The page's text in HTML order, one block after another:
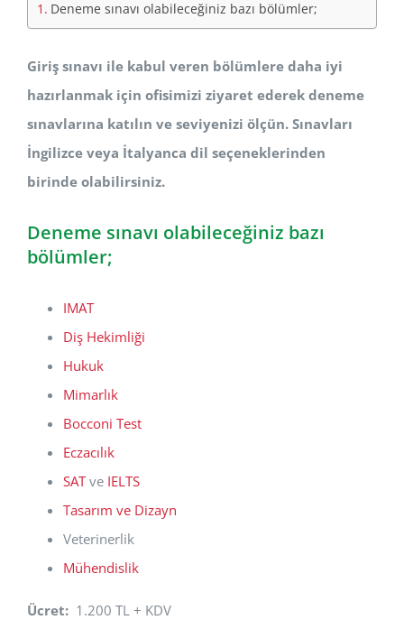
Deneme sınavı olabileceğiniz bazı bölümler;
Giriş sınavı ile kabul veren bölümlere daha iyi
hazırlanmak için ofisimizi ziyaret ederek deneme
sınavlarına katılın ve seviyenizi ölçün. Sınavları
İngilizce veya İtalyanca dil seçeneklerinden
birinde olabilirsiniz.
Deneme sınavı olabileceğiniz bazı
bölümler;
IMAT
Diş Hekimliği
Hukuk
Mimarlık
Bocconi Test
Eczacılık
SATve IELTS
Tasarım ve Dizayn
Veterinerlik
Mühendislik
Ücret: 1.200 TL + KDV